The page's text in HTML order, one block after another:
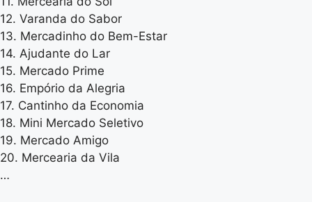
12. Varanda do Sabor
13. Mercadinho do Bem-Estar
14. Ajudante do Lar
15. Mercado Prime
16. Empório da Alegria
17. Cantinho da Economia
18. Mini Mercado Seletivo
19. Mercado Amigo
20. Mercearia da Vila
…